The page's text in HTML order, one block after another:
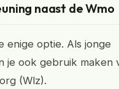
naast de Wmo
enige optie. Als jonge
je ook gebruik maken
(Wlz).